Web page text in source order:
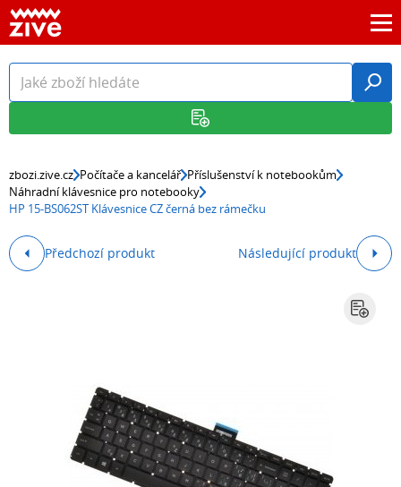
zbozi.zive.cz Počítače a kancelář Příslušenství k notebookům
Náhradní klávesnice pro notebooky
HP 15-BS062ST Klávesnice CZ černá bez rámečku
Předchozí produkt Následující produkt